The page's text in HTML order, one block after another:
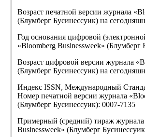
Возраст печатной версии журнала
(Блумберг Бусинессуик) на
Год основания цифровой
«Bloomberg Businessweek» (Блумберг
Возраст цифровой версии журнала
(Блумберг Бусинессуик) на
Индекс ISSN, Международный
Номер печатной версии журнала
(Блумберг Бусинессуик): 0007-7135
Примерный (средний) тираж журнала
Businessweek» (Блумберг